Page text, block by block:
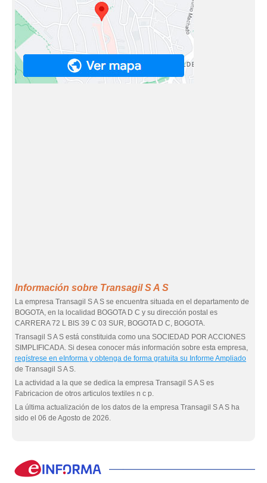
Información sobre Transagil S A S
La empresa Transagil S A S se encuentra situada en el departamento de
BOGOTA, en la localidad BOGOTA D C y su dirección postal es
CARRERA 72 L BIS 39 C 03 SUR, BOGOTA D C, BOGOTA.
Transagil S A S está constituida como una SOCIEDAD POR ACCIONES
SIMPLIFICADA. Si desea conocer más información sobre esta empresa,
regístrese en eInforma y obtenga de forma gratuita su Informe Ampliado
de Transagil S A S.
La actividad a la que se dedica la empresa Transagil S A S es
Fabricacion de otros articulos textiles n c p.
La última actualización de los datos de la empresa Transagil S A S ha
sido el 06 de Agosto de 2026.